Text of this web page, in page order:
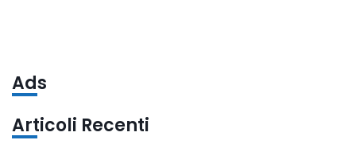
Ads
Articoli Recenti